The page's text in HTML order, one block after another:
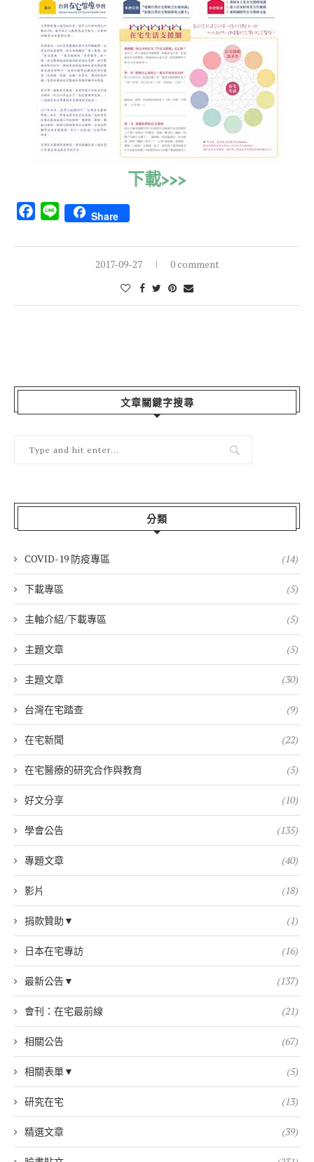
下載>>>
Facebook
Line Share
2017-09-27 0 comment
文章關鍵字搜尋
分類
COVID-19 防疫專區 (14)
下載專區 (5)
主軸介紹/下載專區 (5)
主題文章 (5)
主題文章 (30)
台灣在宅踏查 (9)
在宅新聞 (22)
在宅醫療的研究合作與教育 (5)
好文分享 (10)
學會公告 (135)
專題文章 (40)
影片 (18)
捐款贊助▼ (1)
日本在宅專訪 (16)
最新公告▼ (137)
會刊：在宅最前線 (21)
相關公告 (67)
相關表單▼ (5)
研究在宅 (13)
精選文章 (39)